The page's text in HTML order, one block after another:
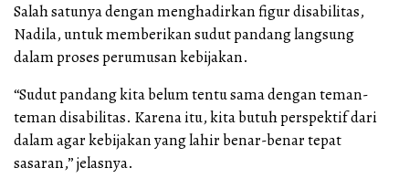
Salah satunya dengan menghadirkan figur disabilitas,
Nadila, untuk memberikan sudut pandang langsung
dalam proses perumusan kebijakan.
“Sudut pandang kita belum tentu sama dengan teman-
teman disabilitas. Karena itu, kita butuh perspektif dari
dalam agar kebijakan yang lahir benar-benar tepat
sasaran,” jelasnya.